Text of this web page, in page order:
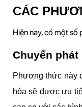
CÁC
Hiện nay, có một
Chuyển phát
Phương thức này
hóa sẽ được ưu